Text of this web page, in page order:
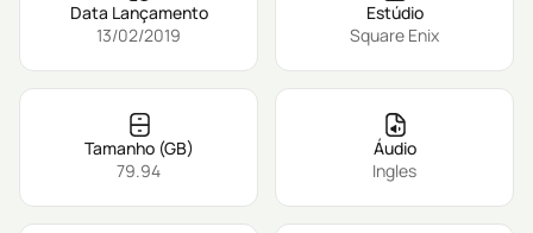
Data Lançamento
13/02/2019
Estúdio
Square Enix
Tamanho (GB)
79.94
Áudio
Ingles